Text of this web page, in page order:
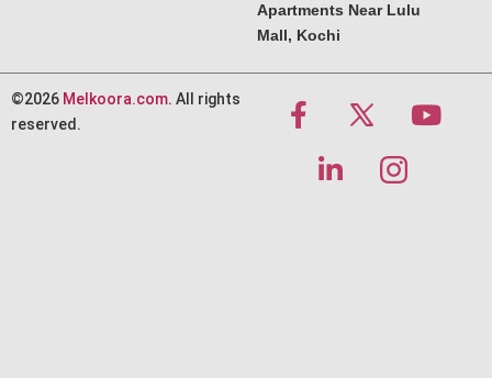
Apartments Near Lulu
Mall, Kochi
©2026 Melkoora.com. All rights
reserved.